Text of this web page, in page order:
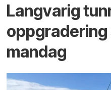
Langvarig
mandag